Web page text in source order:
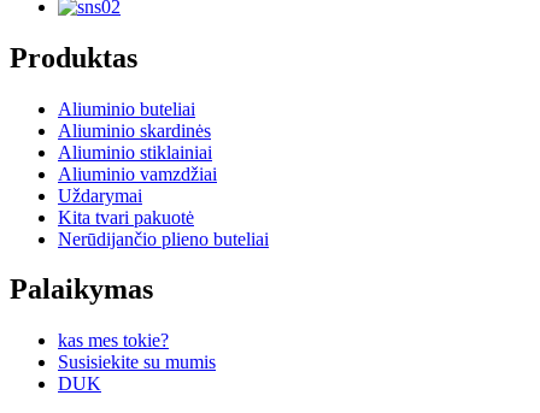
Produktas
Aliuminio buteliai
Aliuminio skardinės
Aliuminio stiklainiai
Aliuminio vamzdžiai
Uždarymai
Kita tvari pakuotė
Nerūdijančio plieno buteliai
Palaikymas
kas mes tokie?
Susisiekite su mumis
DUK